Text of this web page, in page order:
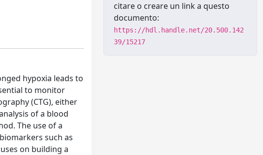
hypoxia leads to
to monitor
(CTG), either
of a blood
The use of a
such as
on building a
citare o creare un link a questo
documento:
https://hdl.handle.net/20.500.142
39/15217